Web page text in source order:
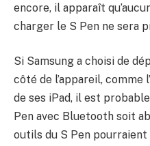
encore, il apparaît
charger le S Pen ne sera
Si Samsung a choisi de
côté de l’appareil, comme
de ses iPad, il est
Pen avec Bluetooth soit
outils du S Pen